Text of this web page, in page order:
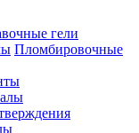
гели
Пломбировочные